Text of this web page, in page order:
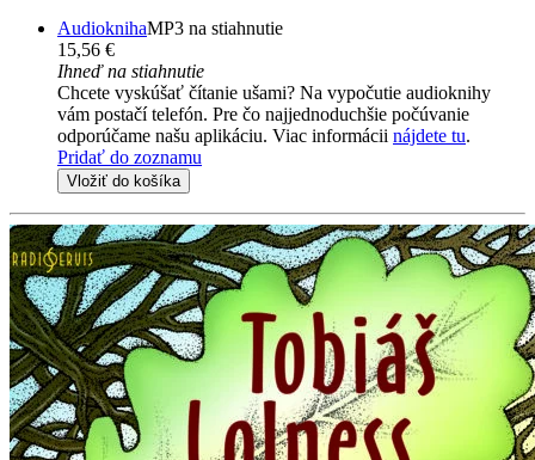
AudioknihaMP3 na stiahnutie
15,56 €
Ihneď na stiahnutie
Chcete vyskúšať čítanie ušami? Na vypočutie audioknihy
vám postačí telefón. Pre čo najjednoduchšie počúvanie
odporúčame našu aplikáciu. Viac informácii nájdete tu.
Pridať do zoznamu
Vložiť do košíka